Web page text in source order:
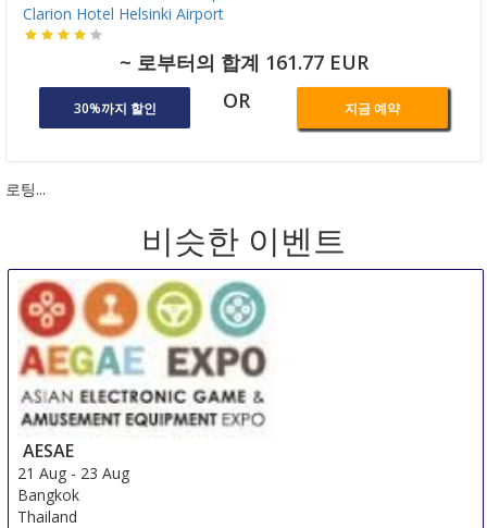
Clarion Hotel Helsinki Airport
~ 로부터의 합계 161.77 EUR
30%까지 할인 OR 지금 예약
로팅...
비슷한 이벤트
AESAE
21 Aug - 23 Aug
Bangkok
Thailand